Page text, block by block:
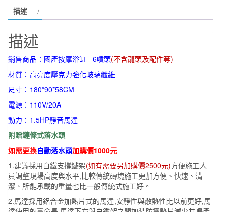
缸
6
頭
180*90*58CM
數
量
描述
描述
銷售商品：國產按摩浴缸 6噴頭(不含龍頭及配件等)
材質：高亮度壓克力強化玻璃纖維
尺寸：180*90*58CM
電源：110V/20A
動力：1.5HP靜音馬達
附贈鏈條式落水頭
如需更換自動落水頭加購價1000元
1.建議採用白鐵支撐鐵架(如有需要另加購價2500元)方便施工人
員調整現場高度與水平,比較傳統磚塊施工更加方便、快速、清
潔、所能承載的重量也比一般傳統式施工好。
2.馬達採用鋁合金加熱片式的馬達,安靜性與散熱性比以前更好,馬